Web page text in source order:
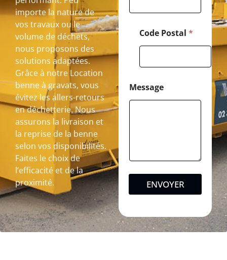
importe la nature de
vos travaux ou le
volume de déchets,
nous proposons des
solutions adaptées.
Grâce à notre Location
benne à gravats, vous
évitez les allers-retours
en déchetterie. Nous
assurons la livraison et
la reprise de la benne
selon vos disponibilités.
Faites le choix de
l’efficacité et de la
proximité.
Code Postal *
Message
ENVOYER